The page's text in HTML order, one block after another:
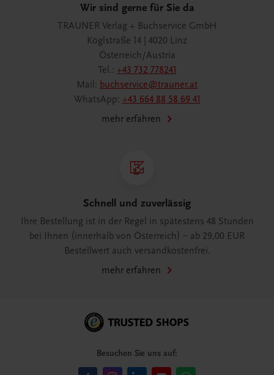
Wir sind gerne für Sie da
TRAUNER Verlag + Buchservice GmbH
Köglstraße 14 | 4020 Linz
Österreich/Austria
Tel.: +43 732 778241
Mail: buchservice@trauner.at
WhatsApp: +43 664 88 58 69 41
mehr erfahren
Schnell und zuverlässig
Ihre Bestellung ist in der Regel in spätestens 48 Stunden
bei Ihnen (innerhalb von Österreich) – ab 29,00 EUR
Bestellwert auch versandkostenfrei.
mehr erfahren
Besuchen Sie uns auf: